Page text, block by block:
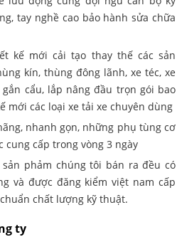
tay nghề cao bảo hành sửa chữa
kế mới cải tạo thay thế các sản
kín, thùng đông lãnh, xe téc, xe
cẩu, lắp nâng đầu trọn gói bao
mới các loại xe tải xe chuyên dùng
nhanh gọn, những phụ tùng cơ
cung cấp trong vòng 3 ngày
phảm chúng tôi bán ra đều có
và được đăng kiểm việt nam cấp
chất lượng kỹ thuật.
ty